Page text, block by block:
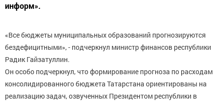
информ».
«Все бюджеты муниципальных образований прогнозируются
бездефицитными», - подчеркнул министр финансов республики
Радик Гайзатуллин.
Он особо подчеркнул, что формирование прогноза по расходам
консолидированного бюджета Татарстана ориентированы на
реализацию задач, озвученных Президентом республики в